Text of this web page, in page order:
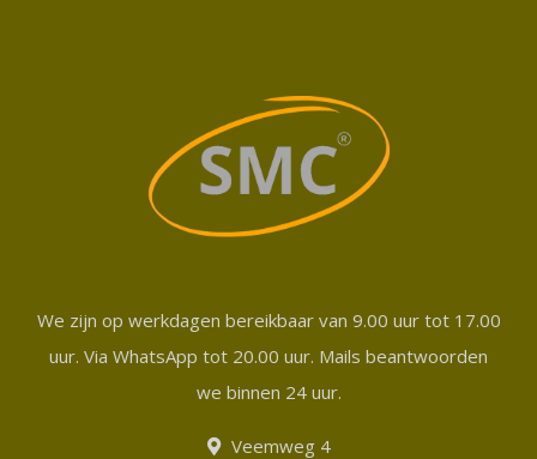
We zijn op werkdagen bereikbaar van 9.00 uur tot 17.00
uur. Via WhatsApp tot 20.00 uur. Mails beantwoorden
we binnen 24 uur.
Veemweg 4